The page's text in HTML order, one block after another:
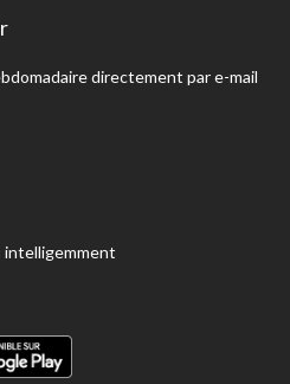
directement par e-mail
intelligemment